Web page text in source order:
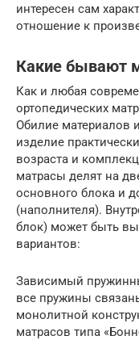
интересен сам
отношение к
Какие бывают
Как и любая
ортопедических
Обилие материалов
изделие
возраста и
матрасы делят на
основного блока и
(наполнителя).
блок) может быть
вариантов:
Зависимый
все пружины
монолитной
матрасов типа